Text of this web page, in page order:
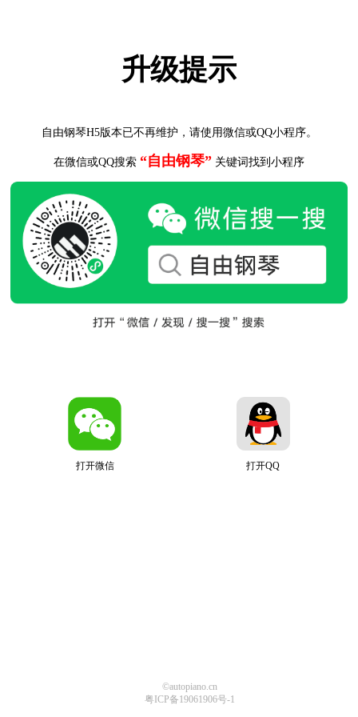
升级提示
自由钢琴H5版本已不再维护，请使用微信或QQ小程序。
在微信或QQ搜索 “自由钢琴” 关键词找到小程序
打开微信 打开QQ
©autopiano.cn
粤ICP备19061906号-1